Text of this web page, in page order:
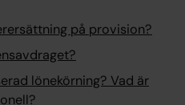
på provision?
lönekörning? Vad är